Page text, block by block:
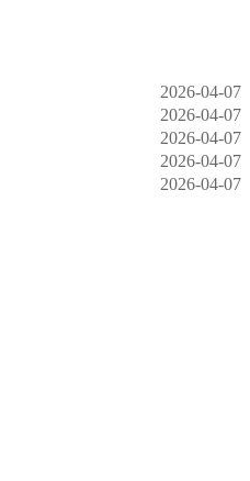
2026-04-07
2026-04-07
2026-04-07
2026-04-07
2026-04-07